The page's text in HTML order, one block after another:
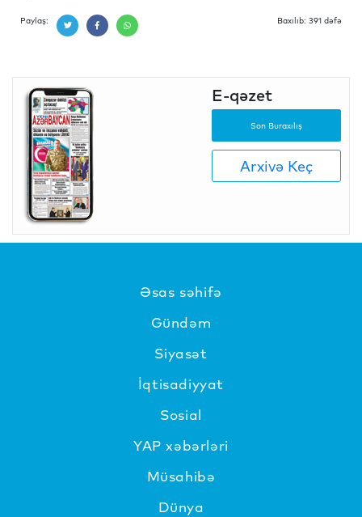
Paylaş: Baxılıb: 391 dəfə
E-qəzet
Son Buraxılış
Arxivə Keç
Əsas səhifə
Gündəm
Siyasət
İqtisadiyyat
Sosial
YAP xəbərləri
Müsahibə
Dünya